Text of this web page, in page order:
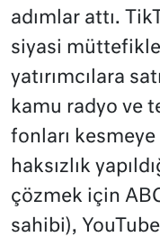
adımlar attı.
siyasi
yatırımcılara
kamu radyo ve
fonları
haksızlık
çözmek için
sahibi),